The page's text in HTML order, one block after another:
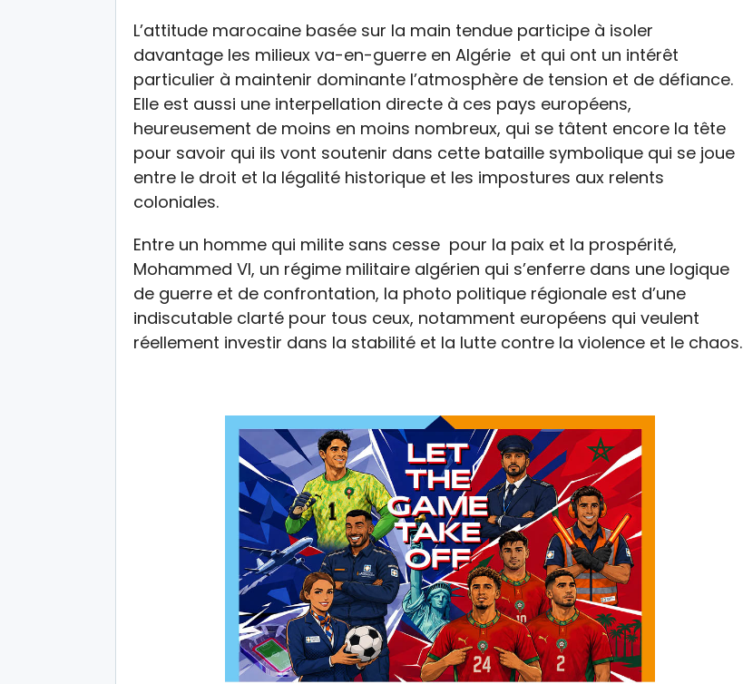
L’attitude marocaine basée sur la main tendue participe à isoler
davantage les milieux va-en-guerre en Algérie et qui ont un intérêt
particulier à maintenir dominante l’atmosphère de tension et de défiance.
Elle est aussi une interpellation directe à ces pays européens,
heureusement de moins en moins nombreux, qui se tâtent encore la tête
pour savoir qui ils vont soutenir dans cette bataille symbolique qui se joue
entre le droit et la légalité historique et les impostures aux relents
coloniales.
Entre un homme qui milite sans cesse pour la paix et la prospérité,
Mohammed VI, un régime militaire algérien qui s’enferre dans une logique
de guerre et de confrontation, la photo politique régionale est d’une
indiscutable clarté pour tous ceux, notamment européens qui veulent
réellement investir dans la stabilité et la lutte contre la violence et le chaos.